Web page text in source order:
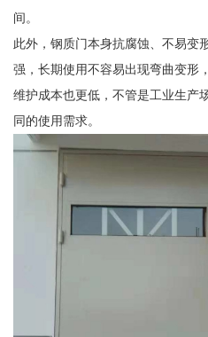
间。
此外，钢质门本身抗腐蚀、不易变
强，长期使用不容易出现弯曲变形
维护成本也更低，不管是工业生产
同的使用需求。